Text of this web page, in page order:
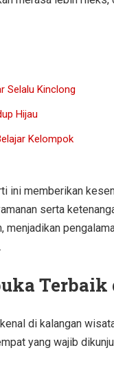
Selalu Kinclong
Hijau
Kelompok
ini memberikan
serta
menjadikan
di kalangan
yang wajib